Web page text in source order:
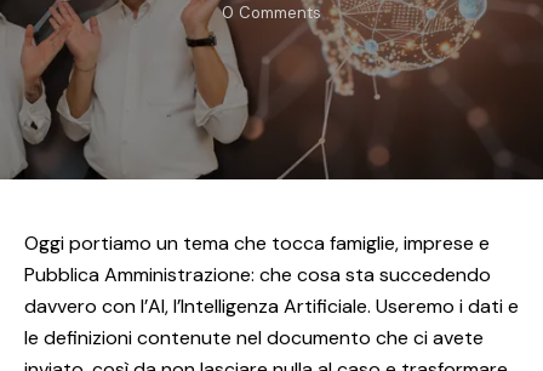
0 Comments
Oggi portiamo un tema che tocca famiglie, imprese e
Pubblica Amministrazione: che cosa sta succedendo
davvero con l’AI, l’Intelligenza Artificiale. Useremo i dati e
le definizioni contenute nel documento che ci avete